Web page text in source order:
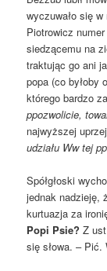
wyczuwało się
Piotrowicz
siedzącemu na
traktując go ani
popa (co byłoby
którego bardzo
ppozwolicie,
najwyższej
udziału Ww tej
Spółgłoski
jednak nadzieję,
kurtuazja za
Popi Psie? Z
się słowa. – Pić.